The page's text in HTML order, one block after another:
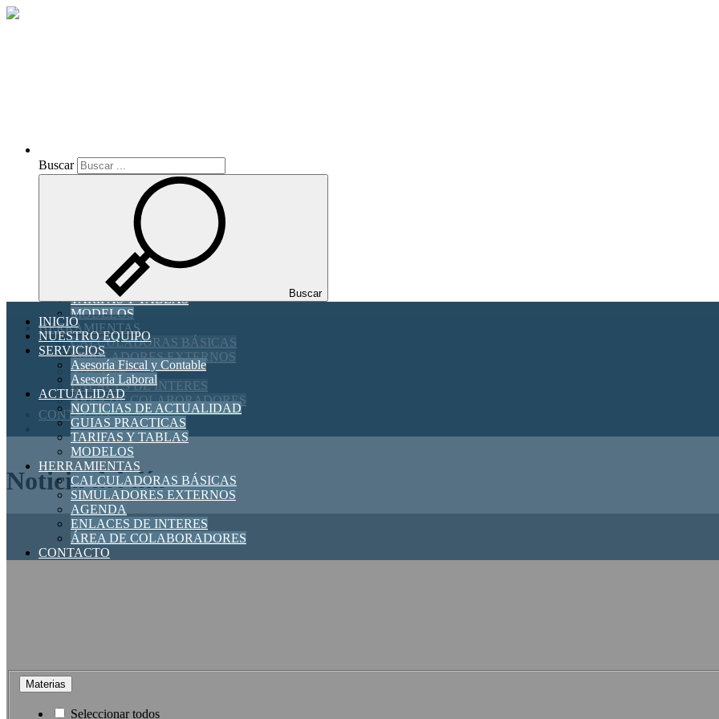
Buscar
Buscar
INICIO
NUESTRO EQUIPO
SERVICIOS
Asesoría Fiscal y Contable
Asesoría Laboral
ACTUALIDAD
NOTICIAS DE ACTUALIDAD
GUIAS PRACTICAS
TARIFAS Y TABLAS
MODELOS
HERRAMIENTAS
CALCULADORAS BÁSICAS
SIMULADORES EXTERNOS
AGENDA
ENLACES DE INTERES
ÁREA DE COLABORADORES
CONTACTO
Toggle navigation
NUESTRO EQUIPO
Asesoría Fiscal y Contable
Asesoría Laboral
NOTICIAS DE ACTUALIDAD
GUIAS PRACTICAS
TARIFAS Y TABLAS
MODELOS
HERRAMIENTAS
CALCULADORAS BÁSICAS
SIMULADORES EXTERNOS
AGENDA
ENLACES DE INTERES
ÁREA DE COLABORADORES
CONTACTO
Noticia del día
Materias
Seleccionar todos